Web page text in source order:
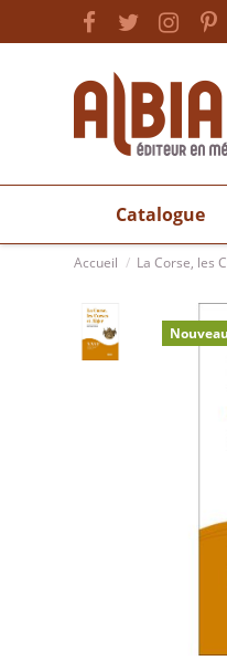
Catalogue
Accueil La Corse, les
Nouveau